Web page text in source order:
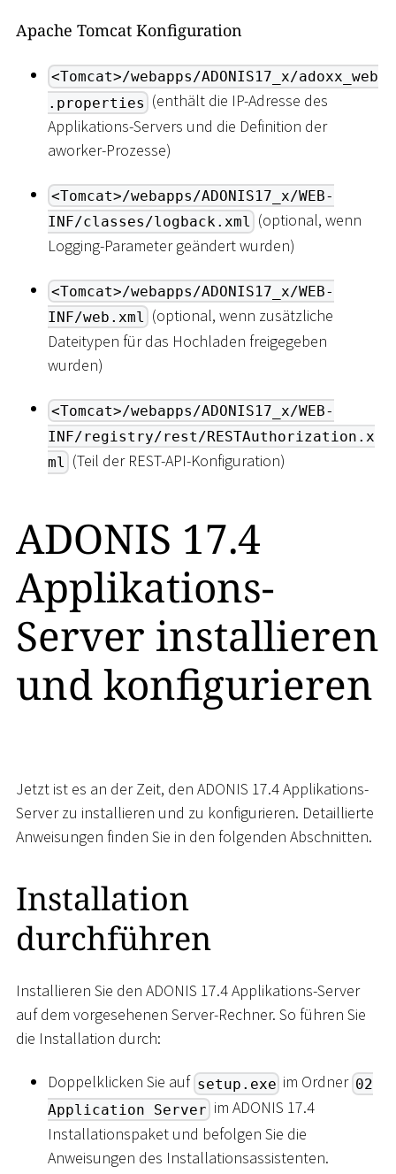
Apache Tomcat Konfiguration
<Tomcat>/webapps/ADONIS17_x/adoxx_web
.properties (enthält die IP-Adresse des
Applikations-Servers und die Definition der
aworker-Prozesse)
<Tomcat>/webapps/ADONIS17_x/WEB-
INF/classes/logback.xml (optional, wenn
Logging-Parameter geändert wurden)
<Tomcat>/webapps/ADONIS17_x/WEB-
INF/web.xml (optional, wenn zusätzliche
Dateitypen für das Hochladen freigegeben
wurden)
<Tomcat>/webapps/ADONIS17_x/WEB-
INF/registry/rest/RESTAuthorization.x
ml (Teil der REST-API-Konfiguration)
ADONIS 17.4
Applikations-
Server installieren
und konfigurieren
Jetzt ist es an der Zeit, den ADONIS 17.4 Applikations-
Server zu installieren und zu konfigurieren. Detaillierte
Anweisungen finden Sie in den folgenden Abschnitten.
Installation
durchführen
Installieren Sie den ADONIS 17.4 Applikations-Server
auf dem vorgesehenen Server-Rechner. So führen Sie
die Installation durch:
Doppelklicken Sie auf setup.exe im Ordner 02
Application Server im ADONIS 17.4
Installationspaket und befolgen Sie die
Anweisungen des Installationsassistenten.